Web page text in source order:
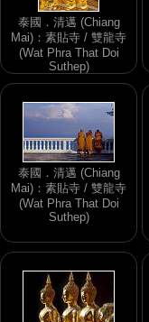
泰國．清邁 (Chiang
Mai)：素貼寺 / 雙龍寺
(Wat Phra That Doi
Suthep)
泰國．清邁 (Chiang
Mai)：素貼寺 / 雙龍寺
(Wat Phra That Doi
Suthep)